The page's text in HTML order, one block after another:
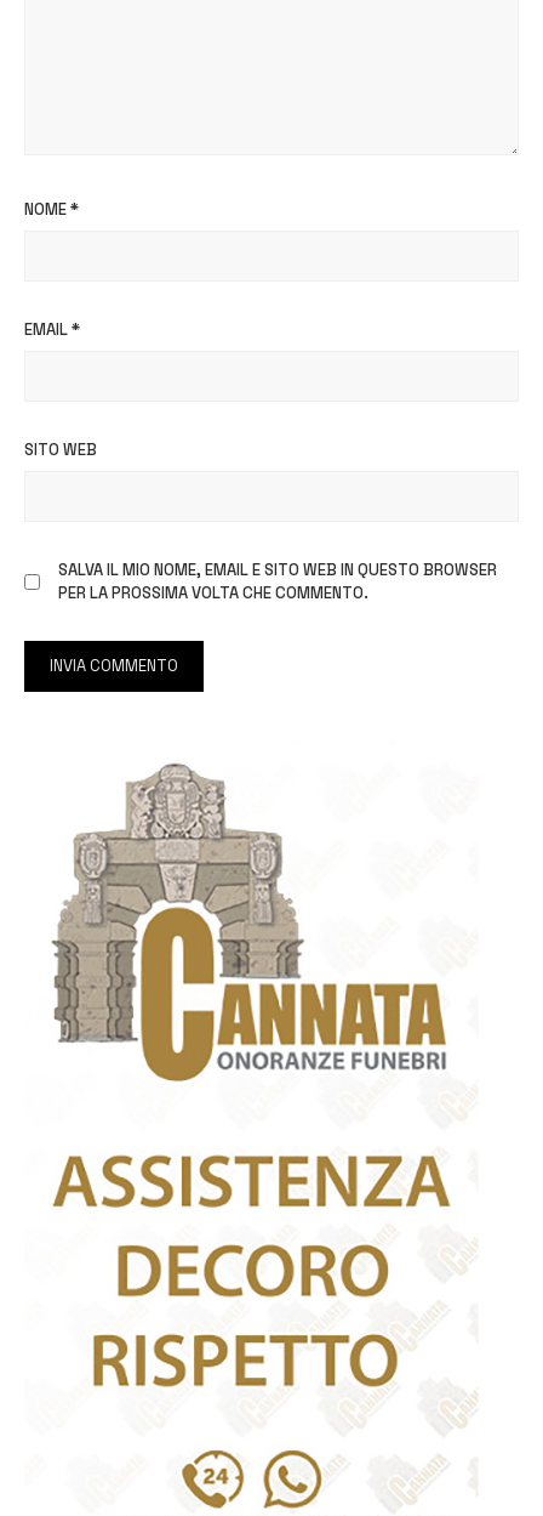
NOME*
EMAIL*
SITO WEB
SALVA IL MIO NOME, EMAIL E SITO WEB IN QUESTO BROWSER
PER LA PROSSIMA VOLTA CHE COMMENTO.